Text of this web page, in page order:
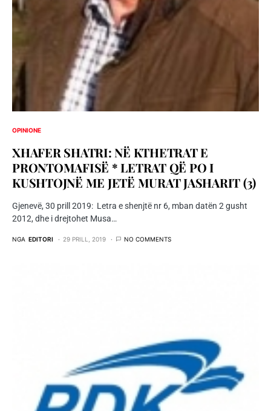
OPINIONE
XHAFER SHATRI: NË KTHETRAT E
PRONTOMAFISË * LETRAT QË PO I
KUSHTOJNË ME JETË MURAT JASHARIT (3)
Gjenevë, 30 prill 2019: Letra e shenjtë nr 6, mban datën 2 gusht
2012, dhe i drejtohet Musa…
NGA EDITORI 29 PRILL, 2019 NO COMMENTS